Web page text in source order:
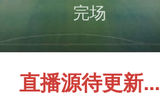
完场
直播源待更新...